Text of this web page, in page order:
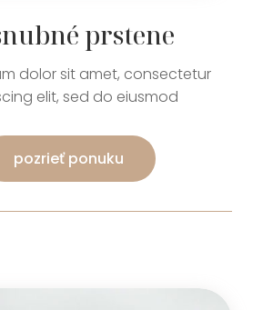
prstene
dolor sit amet, consectetur
elit, sed do eiusmod
pozrieť ponuku